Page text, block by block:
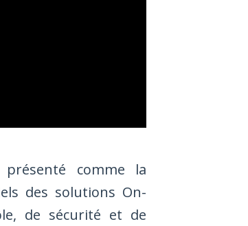
comme la
des solutions On-
de sécurité et de